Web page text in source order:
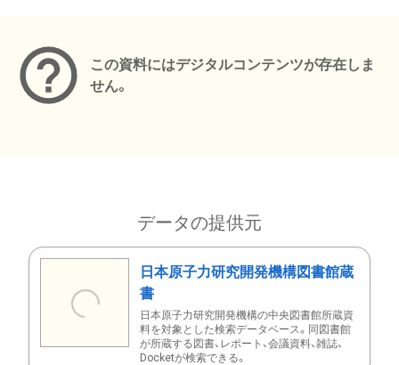
この資料にはデジタルコンテンツが存在しま
せん。
データの提供元
日本原子力研究開発機構図書館蔵
書
日本原子力研究開発機構の中央図書館所蔵資
料を対象とした検索データベース。同図書館
が所蔵する図書、レポート、会議資料、雑誌、
Docketが検索できる。